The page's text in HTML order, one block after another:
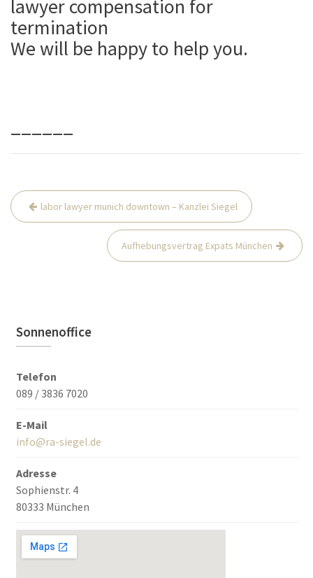
lawyer compensation for
termination
We will be happy to help you.
Beitrags-
Navigation
labor lawyer munich downtown – Kanzlei Siegel
Aufhebungsvertrag Expats München
Sonnenoffice
Telefon
089 / 3836 7020
E-Mail
info@ra-siegel.de
Adresse
Sophienstr. 4
80333 München